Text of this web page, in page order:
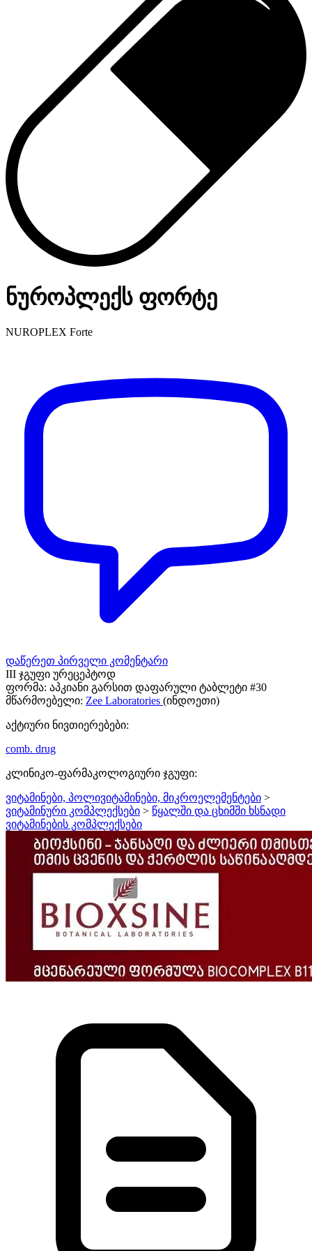
ნუროპლექს ფორტე
NUROPLEX Forte
დაწერეთ პირველი კომენტარი
III ჯგუფი ურეცეპტოდ
ფორმა: აპკიანი გარსით დაფარული ტაბლეტი #30
მწარმოებელი: Zee Laboratories (ინდოეთი)
აქტიური ნივთიერებები:
comb. drug
კლინიკო-ფარმაკოლოგიური ჯგუფი:
ვიტამინები, პოლივიტამინები, მიკროელემენტები >
ვიტამინური კომპლექსები > წყალში და ცხიმში ხსნადი
ვიტამინების კომპლექსები